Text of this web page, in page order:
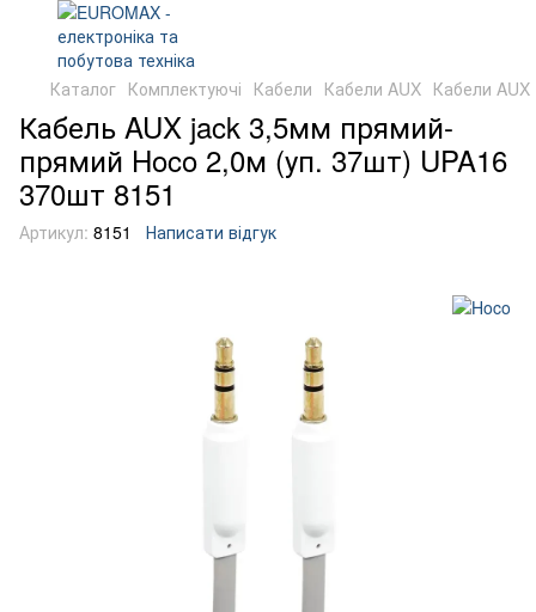
Каталог Комплектуючі Кабели Кабели AUX Кабели AUX
Кабель AUX jack 3,5мм прямий-
прямий Hoco 2,0м (уп. 37шт) UPA16
370шт 8151
Артикул: 8151 Написати відгук